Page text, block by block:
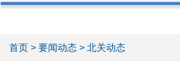
首页 > 要闻动态 > 北关动态